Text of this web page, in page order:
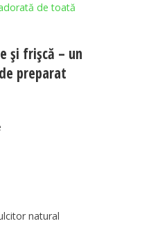
de toată
și frișcă – un
preparat
natural